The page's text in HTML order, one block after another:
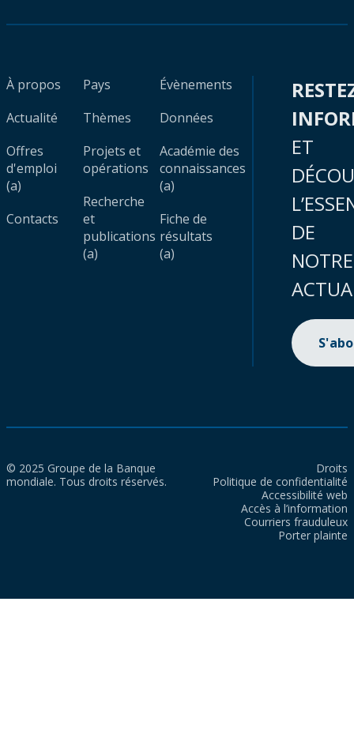
À propos
Actualité
Offres
d'emploi
(a)
Contacts
Pays
Thèmes
Projets et
opérations
Recherche
et
publications
(a)
Évènements
Données
Académie des
connaissances
(a)
Fiche de
résultats
(a)
ET
DE
NOTRE
© 2025 Groupe de la Banque
mondiale. Tous droits réservés.
Droits
Politique de confidentialité
Accessibilité web
Accès à l’information
Courriers frauduleux
Porter plainte